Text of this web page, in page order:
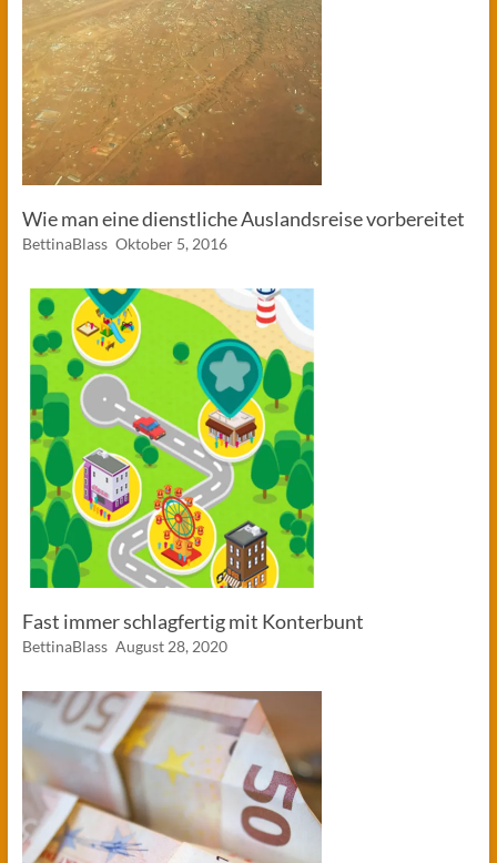
Wie man eine dienstliche Auslandsreise vorbereitet
BettinaBlass Oktober 5, 2016
Fast immer schlagfertig mit Konterbunt
BettinaBlass August 28, 2020